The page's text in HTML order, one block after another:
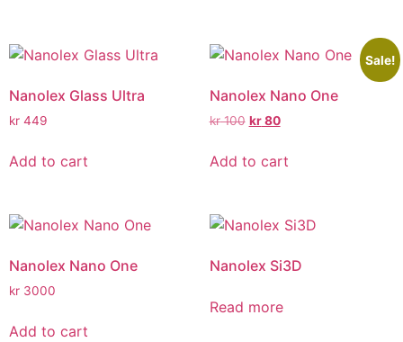
Nanolex Glass Ultra
kr 449
Add to cart
Sale!
Nanolex Nano One
kr100 kr80
Add to cart
Nanolex Nano One
kr 3000
Add to cart
Nanolex Si3D
Read more